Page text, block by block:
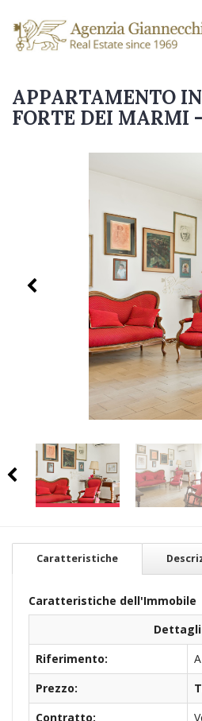
APPARTAMENTO
FORTE DEI MARMI
Caratteristiche
Caratteristiche dell'Immobile
Dettagli
Riferimento:
Prezzo:
Contratto: